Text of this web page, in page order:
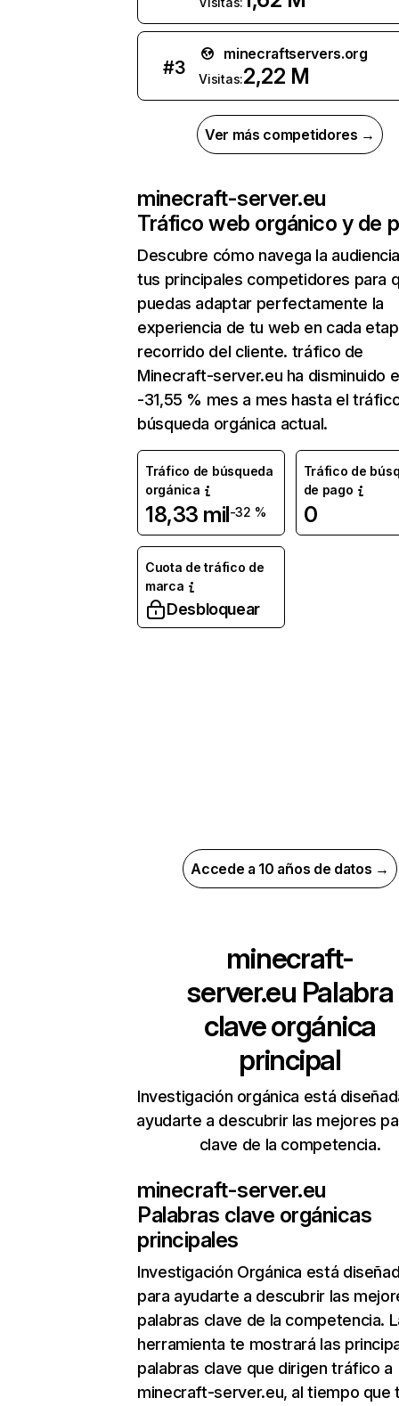
#3
minecraftservers.org
Visitas:2,22 M
Ver más competidores →
minecraft-server.eu
Tráfico web orgánico y de
Descubre cómo navega la
tus principales competidores para
puedas adaptar perfectamente la
experiencia de tu web en cada
recorrido del cliente. tráfico de
Minecraft-server.eu ha disminuido
-31,55 % mes a mes hasta el
búsqueda orgánica actual.
Tráfico de búsqueda
orgánica
18,33 mil-32 %
Tráfico de
de pago
0
Cuota de tráfico de
marca
Desbloquear
Accede a 10 años de datos →
minecraft-
server.eu Palabra
clave orgánica
principal
Investigación orgánica está
ayudarte a descubrir las mejores
clave de la competencia.
minecraft-server.eu
Palabras clave orgánicas
principales
Investigación Orgánica está
para ayudarte a descubrir las
palabras clave de la competencia.
herramienta te mostrará las
palabras clave que dirigen tráfico a
minecraft-server.eu, al tiempo que